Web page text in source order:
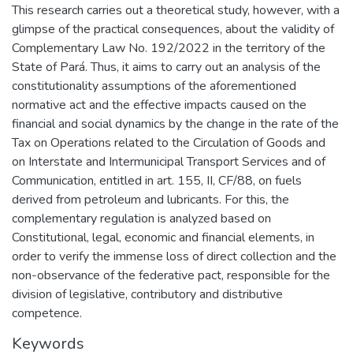
This research carries out a theoretical study, however, with a
glimpse of the practical consequences, about the validity of
Complementary Law No. 192/2022 in the territory of the
State of Pará. Thus, it aims to carry out an analysis of the
constitutionality assumptions of the aforementioned
normative act and the effective impacts caused on the
financial and social dynamics by the change in the rate of the
Tax on Operations related to the Circulation of Goods and
on Interstate and Intermunicipal Transport Services and of
Communication, entitled in art. 155, II, CF/88, on fuels
derived from petroleum and lubricants. For this, the
complementary regulation is analyzed based on
Constitutional, legal, economic and financial elements, in
order to verify the immense loss of direct collection and the
non-observance of the federative pact, responsible for the
division of legislative, contributory and distributive
competence.
Keywords